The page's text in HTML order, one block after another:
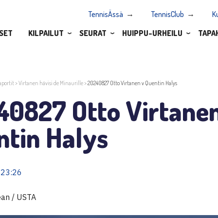
TennisÄssä TennisClub
KILPAILUT SEURAT HUIPPU-URHEILU
>Virtanen hävisi de Minaurille>20240827 Otto Virtanen v Quentin Halys
Otto
Halys
/ USTA